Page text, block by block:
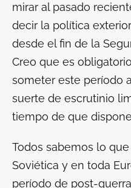
mirar al pasado
decir la política
desde el fin de la
Creo que es
someter este período
suerte de escrutinio
tiempo de que
Todos sabemos lo
Soviética y en toda
período de post-